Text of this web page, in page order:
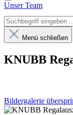
Unser Team
Menü schließen
KNUBB
Bildergalerie